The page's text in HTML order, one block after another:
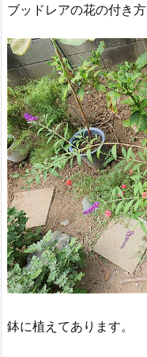
ブッドレアの花の付き方
鉢に植えてあります。